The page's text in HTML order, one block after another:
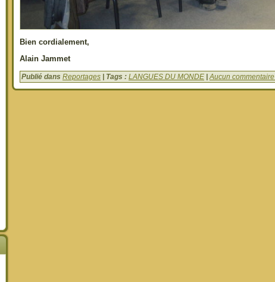
Bien cordialement,
Alain Jammet
Publié dans Reportages | Tags : LANGUES DU MONDE |Aucun